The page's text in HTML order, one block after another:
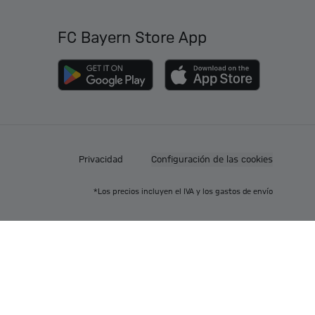
FC Bayern Store App
Privacidad Configuración de las cookies
*Los precios incluyen el IVA y los gastos de envío